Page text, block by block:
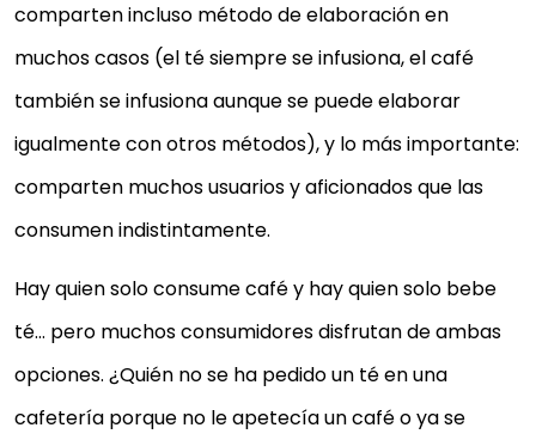
comparten incluso método de elaboración en
muchos casos (el té siempre se infusiona, el café
también se infusiona aunque se puede elaborar
igualmente con otros métodos), y lo más importante:
comparten muchos usuarios y aficionados que las
consumen indistintamente.
Hay quien solo consume café y hay quien solo bebe
té… pero muchos consumidores disfrutan de ambas
opciones. ¿Quién no se ha pedido un té en una
cafetería porque no le apetecía un café o ya se